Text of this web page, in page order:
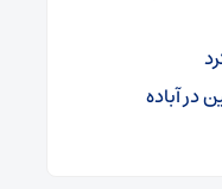
در آباده